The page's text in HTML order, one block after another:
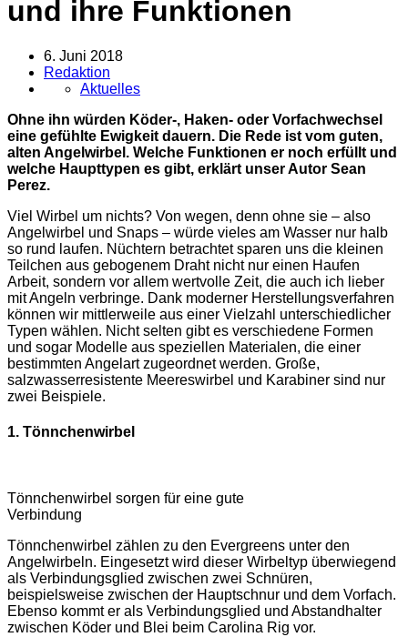
und ihre Funktionen
6. Juni 2018
Redaktion
Aktuelles
Ohne ihn würden Köder-, Haken- oder Vorfachwechsel
eine gefühlte Ewigkeit dauern. Die Rede ist vom guten,
alten Angelwirbel. Welche Funktionen er noch erfüllt und
welche Haupttypen es gibt, erklärt unser Autor Sean
Perez.
Viel Wirbel um nichts? Von wegen, denn ohne sie – also
Angelwirbel und Snaps – würde vieles am Wasser nur halb
so rund laufen. Nüchtern betrachtet sparen uns die kleinen
Teilchen aus gebogenem Draht nicht nur einen Haufen
Arbeit, sondern vor allem wertvolle Zeit, die auch ich lieber
mit Angeln verbringe. Dank moderner Herstellungsverfahren
können wir mittlerweile aus einer Vielzahl unterschiedlicher
Typen wählen. Nicht selten gibt es verschiedene Formen
und sogar Modelle aus speziellen Materialen, die einer
bestimmten Angelart zugeordnet werden. Große,
salzwasserresistente Meereswirbel und Karabiner sind nur
zwei Beispiele.
1. Tönnchenwirbel
Tönnchenwirbel sorgen für eine gute
Verbindung
Tönnchenwirbel zählen zu den Evergreens unter den
Angelwirbeln. Eingesetzt wird dieser Wirbeltyp überwiegend
als Verbindungsglied zwischen zwei Schnüren,
beispielsweise zwischen der Hauptschnur und dem Vorfach.
Ebenso kommt er als Verbindungsglied und Abstandhalter
zwischen Köder und Blei beim Carolina Rig vor.